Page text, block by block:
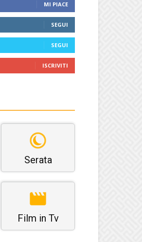
MI PIACE
SEGUI
SEGUI
ISCRIVITI
Serata
Film in Tv